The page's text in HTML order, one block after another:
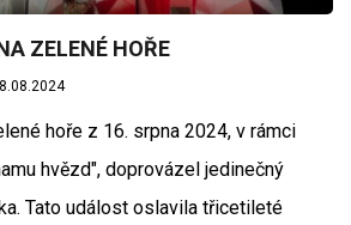
ZELENÉ HOŘE
hoře z 16. srpna 2024, v rámci
hvězd", doprovázel jedinečný
Tato událost oslavila třicetileté